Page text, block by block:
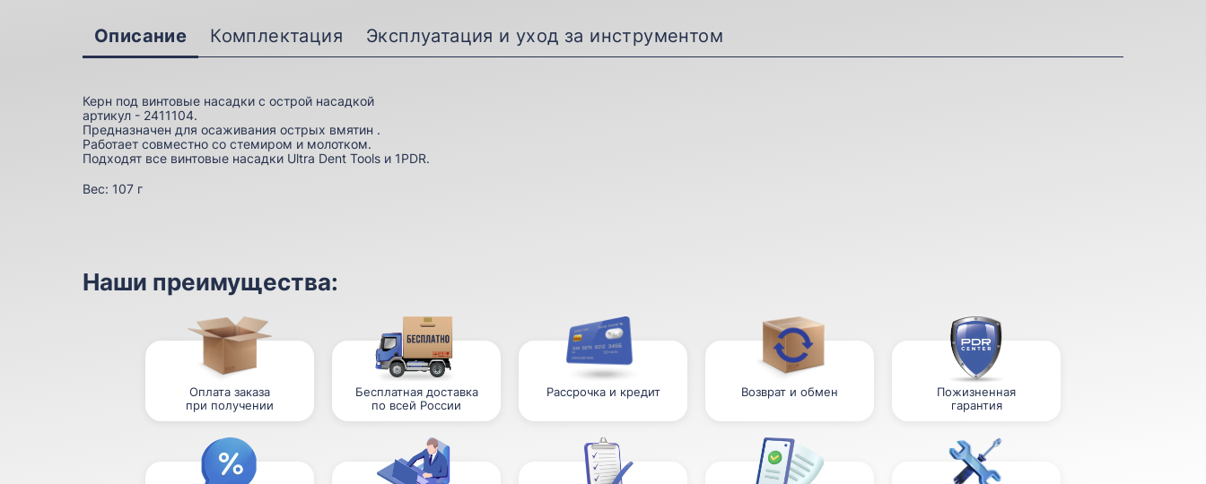
Описание Комплектация Эксплуатация и уход за инструментом
Керн под винтовые насадки с острой насадкой
артикул - 2411104.
Предназначен для осаживания острых вмятин .
Работает совместно со стемиром и молотком.
Подходят все винтовые насадки Ultra Dent Tools и 1PDR.
Вес: 107 г
Наши преимущества:
Оплата заказа
при получении
Бесплатная доставка
по всей России
Рассрочка и кредит Возврат и обмен
Пожизненная
гарантия